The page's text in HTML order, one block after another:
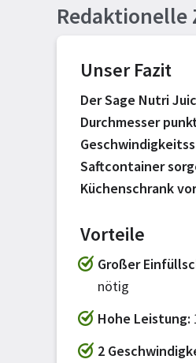
Redaktionelle
Unser Fazit
Der Sage Nutri
Durchmesser
Saftcontainer
Küchenschrank
Vorteile
Großer
nötig
Hohe Leistung
2